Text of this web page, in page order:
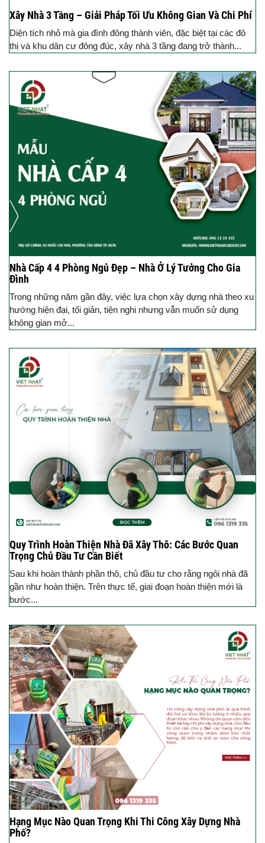
Xây Nhà 3 Tầng – Giải Pháp Tối Ưu Không Gian Và Chi Phí
Diện tích nhỏ mà gia đình đông thành viên, đặc biệt tại các đô
thị và khu dân cư đông đúc, xây nhà 3 tầng đang trở thành...
Nhà Cấp 4 4 Phòng Ngủ Đẹp – Nhà Ở Lý Tưởng Cho Gia
Đình
Trong những năm gần đây, việc lựa chọn xây dựng nhà theo xu
hướng hiện đại, tối giản, tiện nghi nhưng vẫn muốn sử dụng
không gian mở...
Quy Trình Hoàn Thiện Nhà Đã Xây Thô: Các Bước Quan
Trọng Chủ Đầu Tư Cần Biết
Sau khi hoàn thành phần thô, chủ đầu tư cho rằng ngôi nhà đã
gần như hoàn thiện. Trên thực tế, giai đoạn hoàn thiện mới là
bước...
Hạng Mục Nào Quan Trọng Khi Thi Công Xây Dựng Nhà
Phố?